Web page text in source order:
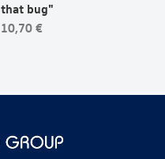
that bug"
10,70 €